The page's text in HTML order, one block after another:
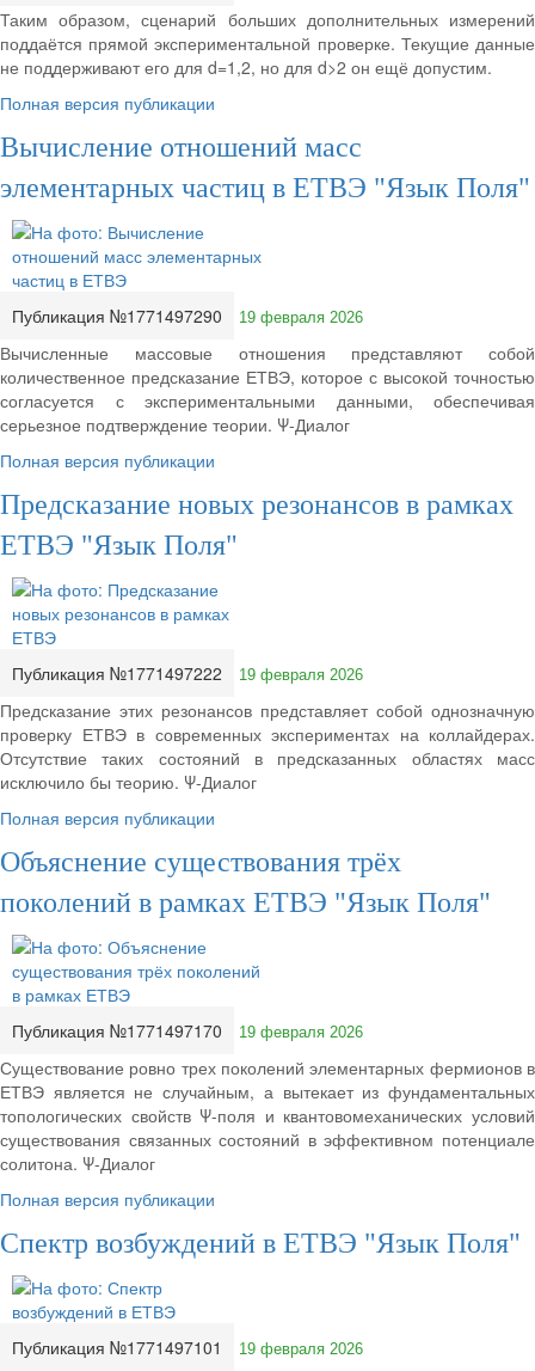
Таким образом, сценарий больших дополнительных измерений
поддаётся прямой экспериментальной проверке. Текущие данные
не поддерживают его для d=1,2, но для d>2 он ещё допустим.
Полная версия публикации
Вычисление отношений масс
элементарных частиц в ЕТВЭ "Язык Поля"
Публикация №1771497290 19 февраля 2026
Вычисленные массовые отношения представляют собой
количественное предсказание ЕТВЭ, которое с высокой точностью
согласуется с экспериментальными данными, обеспечивая
серьезное подтверждение теории. Ψ-Диалог
Полная версия публикации
Предсказание новых резонансов в рамках
ЕТВЭ "Язык Поля"
Публикация №1771497222 19 февраля 2026
Предсказание этих резонансов представляет собой однозначную
проверку ЕТВЭ в современных экспериментах на коллайдерах.
Отсутствие таких состояний в предсказанных областях масс
исключило бы теорию. Ψ-Диалог
Полная версия публикации
Объяснение существования трёх
поколений в рамках ЕТВЭ "Язык Поля"
Публикация №1771497170 19 февраля 2026
Существование ровно трех поколений элементарных фермионов в
ЕТВЭ является не случайным, а вытекает из фундаментальных
топологических свойств Ψ-поля и квантовомеханических условий
существования связанных состояний в эффективном потенциале
солитона. Ψ-Диалог
Полная версия публикации
Спектр возбуждений в ЕТВЭ "Язык Поля"
Публикация №1771497101 19 февраля 2026